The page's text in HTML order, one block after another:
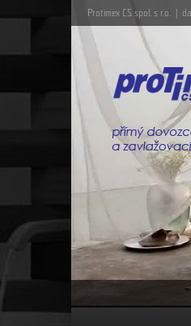
Protimex CS spol. s r.o. |